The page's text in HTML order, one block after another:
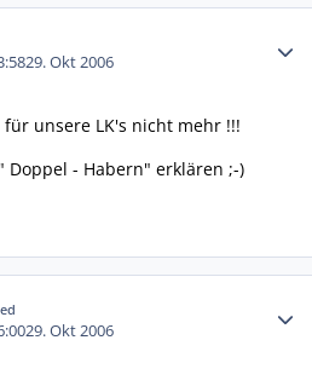
29. Okt 2006
unsere LK's nicht mehr !!!
Doppel - Habern" erklären ;-)
29. Okt 2006